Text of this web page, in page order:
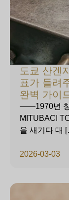
도쿄 산겐
표가 들려
완벽 가이
2026-03-03
——1970년 창
MITUBACI
을 새기다 대